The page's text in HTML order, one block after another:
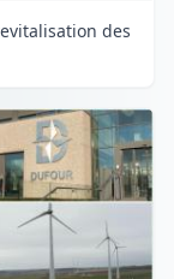
des